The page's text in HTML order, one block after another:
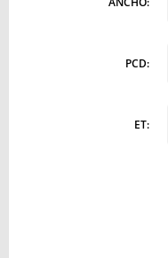
PCD:
ET: